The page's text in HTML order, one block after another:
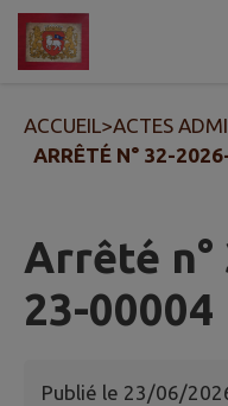
Contenu
ACCUEIL>ACTES
ARRÊTÉ N° 32-
Arrêté n°
23-00004
Publié le 23/06/